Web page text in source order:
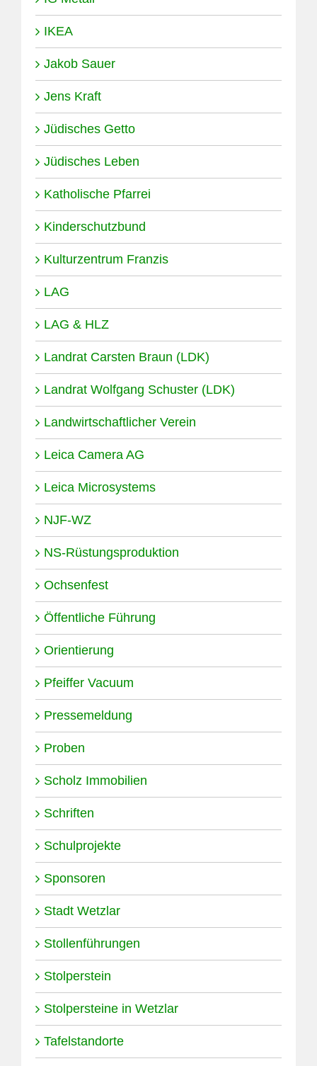
IKEA
Jakob Sauer
Jens Kraft
Jüdisches Getto
Jüdisches Leben
Katholische Pfarrei
Kinderschutzbund
Kulturzentrum Franzis
LAG
LAG & HLZ
Landrat Carsten Braun (LDK)
Landrat Wolfgang Schuster (LDK)
Landwirtschaftlicher Verein
Leica Camera AG
Leica Microsystems
NJF-WZ
NS-Rüstungsproduktion
Ochsenfest
Öffentliche Führung
Orientierung
Pfeiffer Vacuum
Pressemeldung
Proben
Scholz Immobilien
Schriften
Schulprojekte
Sponsoren
Stadt Wetzlar
Stollenführungen
Stolperstein
Stolpersteine in Wetzlar
Tafelstandorte